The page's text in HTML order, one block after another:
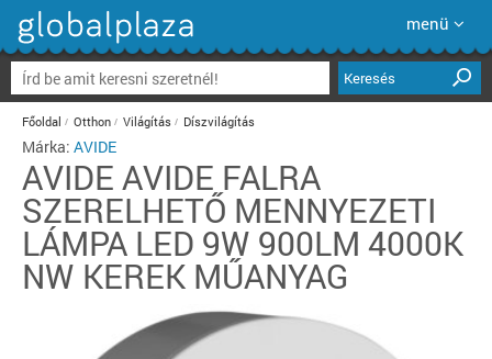
menü
Keresés
Főoldal Otthon Világítás Díszvilágítás
Márka: AVIDE
AVIDE AVIDE FALRA
SZERELHETŐ MENNYEZETI
LÁMPA LED 9W 900LM 4000K
NW KEREK MŰANYAG